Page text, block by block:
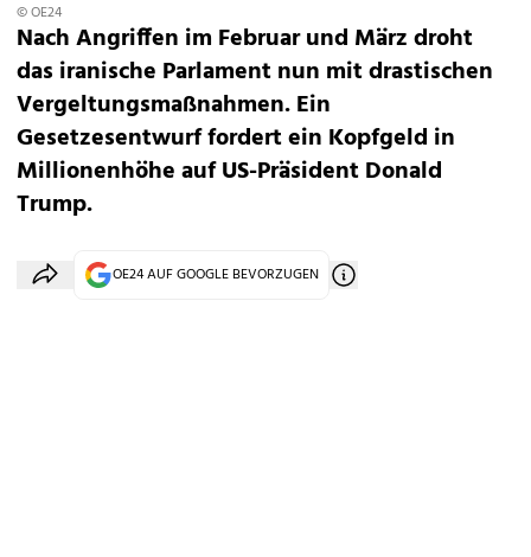
© OE24
Nach Angriffen im Februar und März droht
das iranische Parlament nun mit drastischen
Vergeltungsmaßnahmen. Ein
Gesetzesentwurf fordert ein Kopfgeld in
Millionenhöhe auf US-Präsident Donald
Trump.
OE24 AUF GOOGLE BEVORZUGEN